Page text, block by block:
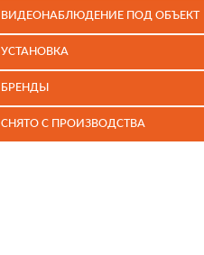
ВИДЕОНАБЛЮДЕНИЕ ПОД ОБЪЕКТ
УСТАНОВКА
БРЕНДЫ
СНЯТО С ПРОИЗВОДСТВА